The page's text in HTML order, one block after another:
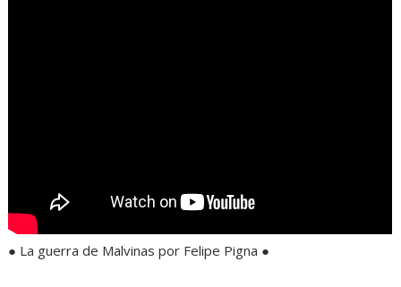
● La guerra de Malvinas por Felipe Pigna ●